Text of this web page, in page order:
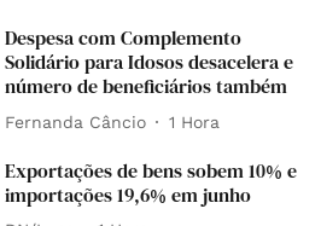
Despesa com Complemento
Solidário para Idosos desacelera e
número de beneficiários também
Fernanda Câncio 1 Hora
Exportações de bens sobem 10% e
importações 19,6% em junho